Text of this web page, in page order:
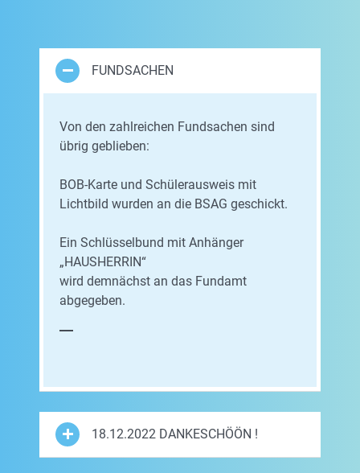
FUNDSACHEN
Von den zahlreichen Fundsachen sind
übrig geblieben:
BOB-Karte und Schülerausweis mit
Lichtbild wurden an die BSAG geschickt.
Ein Schlüsselbund mit Anhänger
„HAUSHERRIN“
wird demnächst an das Fundamt
abgegeben.
18.12.2022 DANKESCHÖÖN !